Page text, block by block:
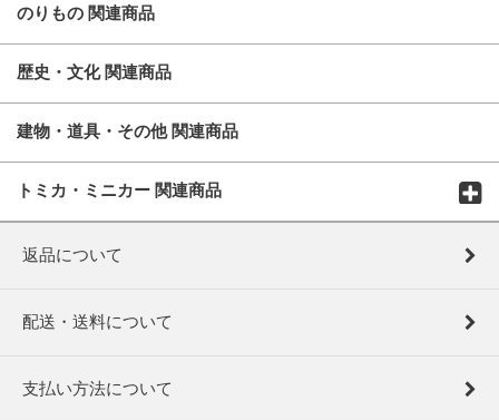
のりもの 関連商品
歴史・文化 関連商品
建物・道具・その他 関連商品
トミカ・ミニカー 関連商品
返品について
配送・送料について
支払い方法について